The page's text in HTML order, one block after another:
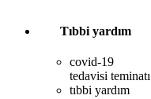
Tıbbi yardım
covid-19
tedavisi teminatı
tıbbi yardım